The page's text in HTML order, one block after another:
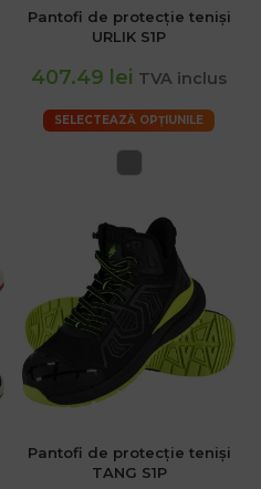
Pantofi de protecție teniși
URLIK S1P
407.49 lei TVA inclus
SELECTEAZĂ OPȚIUNILE
Pantofi de protecție teniși
TANG S1P